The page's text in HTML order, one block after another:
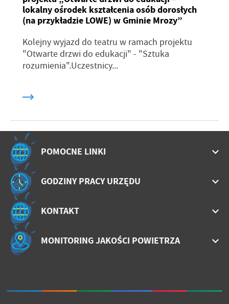
lokalny ośrodek kształcenia osób dorosłych
(na przykładzie LOWE) w Gminie Mrozy”
Kolejny wyjazd do teatru w ramach projektu
"Otwarte drzwi do edukacji" - "Sztuka
rozumienia".Uczestnicy...
POMOCNE LINKI
GODZINY PRACY URZĘDU
KONTAKT
MONITORING JAKOŚCI POWIETRZA